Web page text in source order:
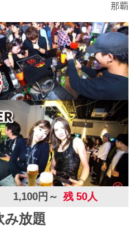
那覇
1,100円～ 残 50人
み放題